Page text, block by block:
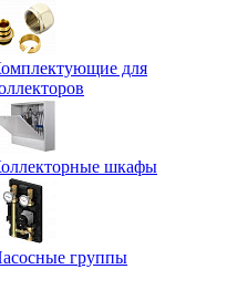
для
шкафы
группы